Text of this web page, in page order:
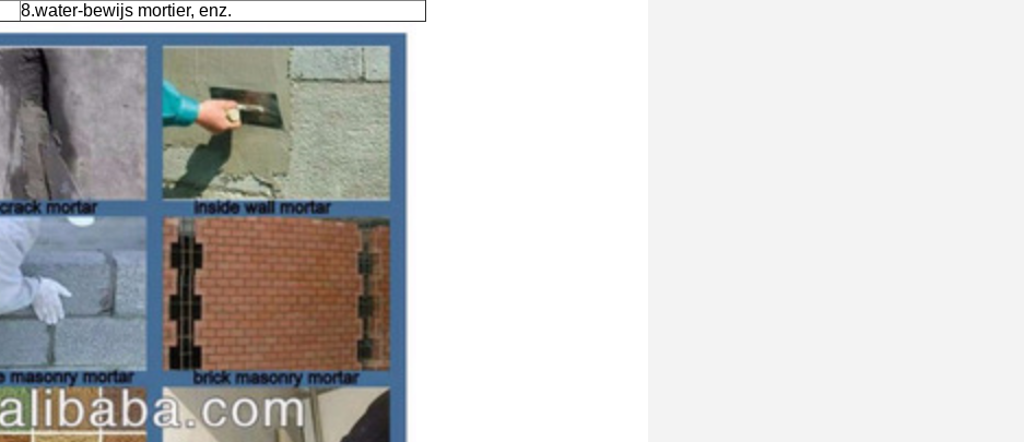
8.water-bewijs mortier, enz.